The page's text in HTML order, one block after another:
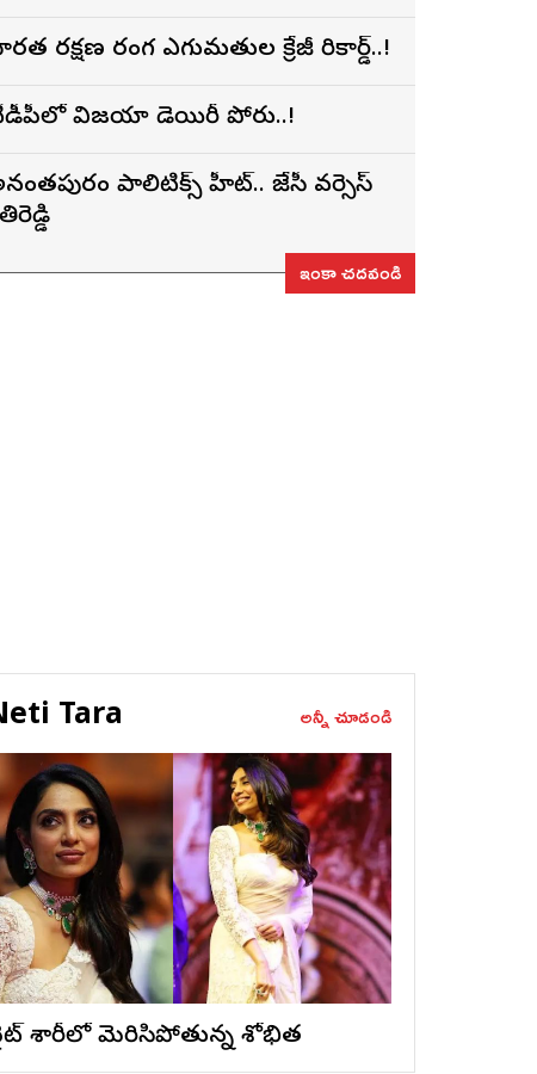
రక్షణ రంగ ఎగుమతుల క్రేజీ రికార్డ్..!
విజయా డెయిరీ పోరు..!
పాలిటిక్స్ హీట్.. జేసీ వర్సెస్
ఇంకా చదవండి
Tara అన్నీ చూడండి
శారీలో మెరిసిపోతున్న శోభిత